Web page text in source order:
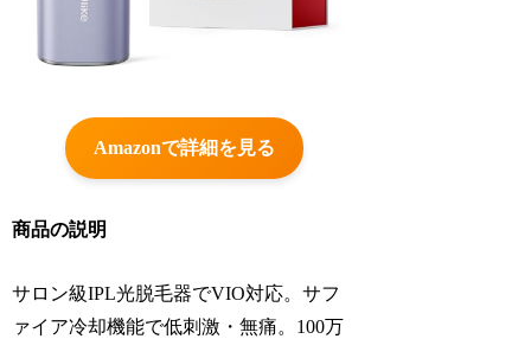
Amazonで詳細を見る
商品の説明
サロン級IPL光脱毛器でVIO対応。サフ
ァイア冷却機能で低刺激・無痛。100万